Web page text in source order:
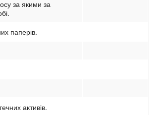
за якими за
паперів.
активів.